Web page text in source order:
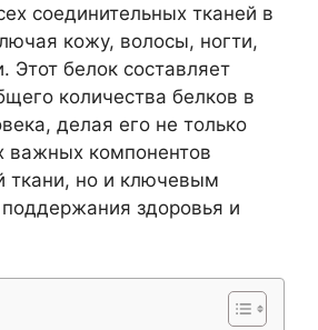
соединительных тканей в
кожу, волосы, ногти,
Этот белок составляет
количества белков в
делая его не только
важных компонентов
ткани, но и ключевым
здоровья и